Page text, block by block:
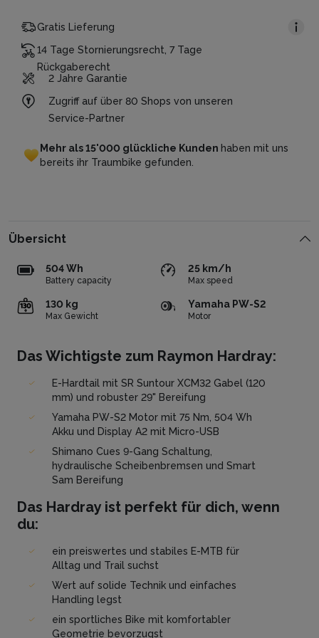
Gratis Lieferung
14 Tage Stornierungsrecht, 7 Tage
Rückgaberecht
2 Jahre Garantie
Zugriff auf über 80 Shops von unseren
Service-Partner
Mehr als15'000 glückliche Kunden haben mit uns
bereits ihr Traumbike gefunden.
Übersicht
504 Wh
Battery capacity
25 km/h
Max speed
130 kg
Max Gewicht
Yamaha PW-S2
Motor
Das Wichtigste zum Raymon Hardray:
E-Hardtail mit SR Suntour XCM32 Gabel (120
mm) und robuster 29" Bereifung
Yamaha PW-S2 Motor mit 75 Nm, 504 Wh
Akku und Display A2 mit Micro-USB
Shimano Cues 9-Gang Schaltung,
hydraulische Scheibenbremsen und Smart
Sam Bereifung
Das Hardray ist perfekt für dich, wenn
du:
ein preiswertes und stabiles E-MTB für
Alltag und Trail suchst
Wert auf solide Technik und einfaches
Handling legst
ein sportliches Bike mit komfortabler
Geometrie bevorzugst